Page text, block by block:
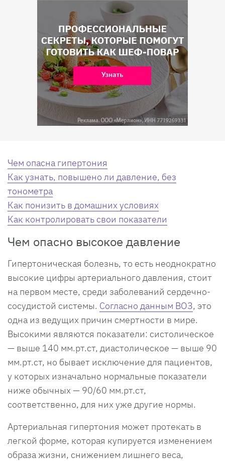
Чем опасна гипертония
Как узнать, повышено ли давление, без
тонометра
Как понизить в домашних условиях
Как контролировать свои показатели
Чем опасно высокое давление
Гипертоническая болезнь, то есть неоднократно
высокие цифры артериального давления, стоит
на первом месте, среди заболеваний сердечно-
сосудистой системы. Согласно данным ВОЗ, это
одна из ведущих причин смертности в мире.
Высокими являются показатели: систолическое
— выше 140 мм.рт.ст, диастолическое — выше 90
мм.рт.ст, но бывает исключение для пациентов,
у которых изначально нормальные показатели
ниже обычных — 90/60 мм.рт.ст,
соответственно, для них уже другие нормы.
Артериальная гипертония может протекать в
легкой форме, которая купируется изменением
образа жизни, снижением лишнего веса,